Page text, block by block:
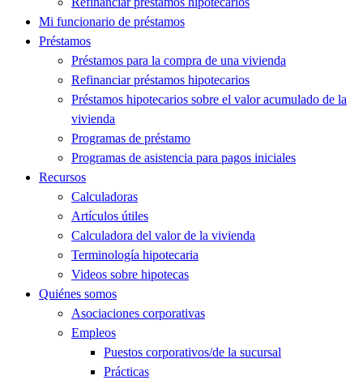
Mi funcionario de préstamos
Préstamos
Préstamos para la compra de una vivienda
Refinanciar préstamos hipotecarios
Préstamos hipotecarios sobre el valor acumulado de la
vivienda
Programas de préstamo
Programas de asistencia para pagos iniciales
Recursos
Calculadoras
Artículos útiles
Calculadora del valor de la vivienda
Terminología hipotecaria
Videos sobre hipotecas
Quiénes somos
Asociaciones corporativas
Empleos
Puestos corporativos/de la sucursal
Prácticas